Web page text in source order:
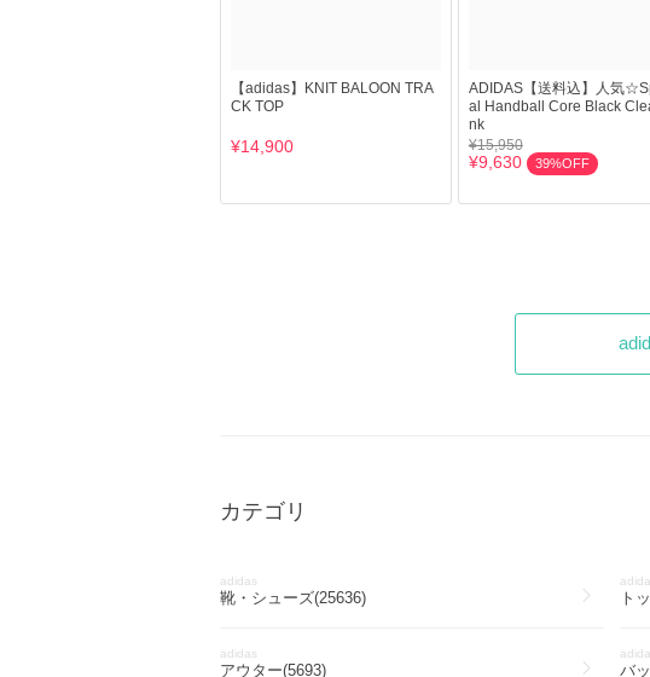
【adidas】KNIT BALOON TRA
CK TOP
¥14,900
ADIDAS【送料込】人気
al Handball Core Black
nk
¥15,950
¥9,630 39%OFF
カテゴリ
adidas
靴・シューズ(25636) ト
adidas
アウター(5693) バ